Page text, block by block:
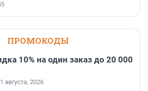
ПРОМОКОДЫ
10% на один заказ до 20 000
августа, 2026